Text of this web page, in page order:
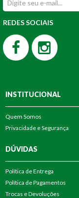
REDES SOCIAIS
INSTITUCIONAL
Quem Somos
Privacidade e Segurança
DÚVIDAS
Política de Entrega
Política de Pagamentos
Trocas e Devoluções